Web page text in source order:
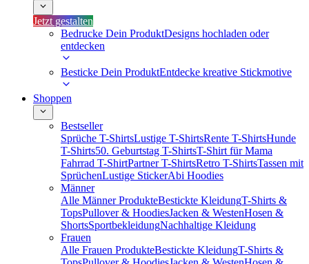
Jetzt gestalten
Bedrucke Dein ProduktDesigns hochladen oder
entdecken
Besticke Dein ProduktEntdecke kreative Stickmotive
Shoppen
Bestseller
Sprüche T-ShirtsLustige T-ShirtsRente T-ShirtsHunde
T-Shirts50. Geburtstag T-ShirtsT-Shirt für Mama
Fahrrad T-ShirtPartner T-ShirtsRetro T-ShirtsTassen mit
SprüchenLustige StickerAbi Hoodies
Männer
Alle Männer ProdukteBestickte KleidungT-Shirts &
TopsPullover & HoodiesJacken & WestenHosen &
ShortsSportbekleidungNachhaltige Kleidung
Frauen
Alle Frauen ProdukteBestickte KleidungT-Shirts &